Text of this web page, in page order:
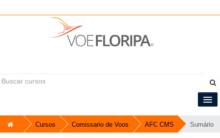
Central do Tripulante
Cursos Comissario de Voos AFC CMS Sumário